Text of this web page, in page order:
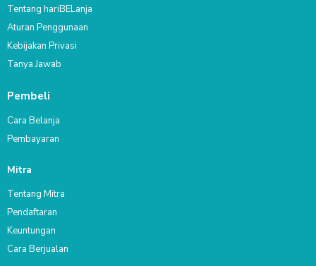
Tentang hariBELanja
Aturan Penggunaan
Kebijakan Privasi
Tanya Jawab
Pembeli
Cara Belanja
Pembayaran
Mitra
Tentang Mitra
Pendaftaran
Keuntungan
Cara Berjualan